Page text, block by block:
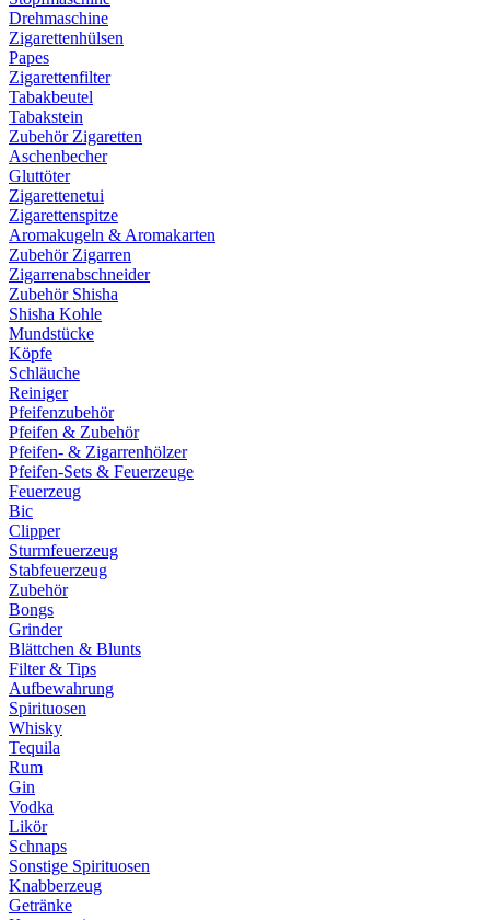
Drehmaschine
Zigarettenhülsen
Papes
Zigarettenfilter
Tabakbeutel
Tabakstein
Zubehör Zigaretten
Aschenbecher
Gluttöter
Zigarettenetui
Zigarettenspitze
Aromakugeln & Aromakarten
Zubehör Zigarren
Zigarrenabschneider
Zubehör Shisha
Shisha Kohle
Mundstücke
Köpfe
Schläuche
Reiniger
Pfeifenzubehör
Pfeifen & Zubehör
Pfeifen- & Zigarrenhölzer
Pfeifen-Sets & Feuerzeuge
Feuerzeug
Bic
Clipper
Sturmfeuerzeug
Stabfeuerzeug
Zubehör
Bongs
Grinder
Blättchen & Blunts
Filter & Tips
Aufbewahrung
Spirituosen
Whisky
Tequila
Rum
Gin
Vodka
Likör
Schnaps
Sonstige Spirituosen
Knabberzeug
Getränke